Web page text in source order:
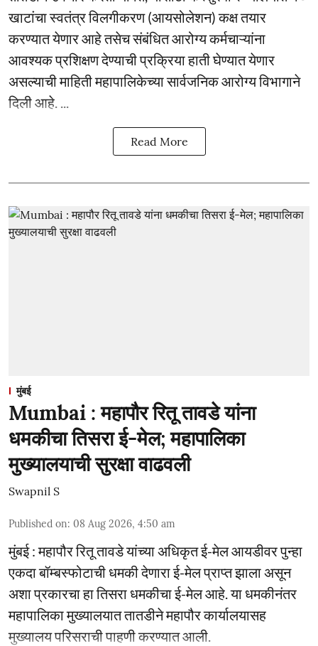
खाटांचा स्वतंत्र विलगीकरण (आयसोलेशन) कक्ष तयार
करण्यात येणार आहे तसेच संबंधित आरोग्य कर्मचाऱ्यांना
आवश्यक प्रशिक्षण देण्याची प्रक्रिया हाती घेण्यात येणार
असल्याची माहिती महापालिकेच्या सार्वजनिक आरोग्य विभागाने
दिली आहे. ...
Read More
मुंबई
Mumbai : महापौर रितू तावडे यांना
धमकीचा तिसरा ई-मेल; महापालिका
मुख्यालयाची सुरक्षा वाढवली
Swapnil S
Published on: 08 Aug 2026, 4:50 am
मुंबई : महापौर रितू तावडे यांच्या अधिकृत ई-मेल आयडीवर पुन्हा
एकदा बॉम्बस्फोटाची धमकी देणारा ई-मेल प्राप्त झाला असून
अशा प्रकारचा हा तिसरा धमकीचा ई-मेल आहे. या धमकीनंतर
महापालिका मुख्यालयात तातडीने महापौर कार्यालयासह
मुख्यालय परिसराची पाहणी करण्यात आली.